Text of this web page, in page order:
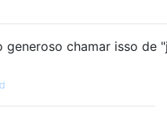
generoso chamar isso de